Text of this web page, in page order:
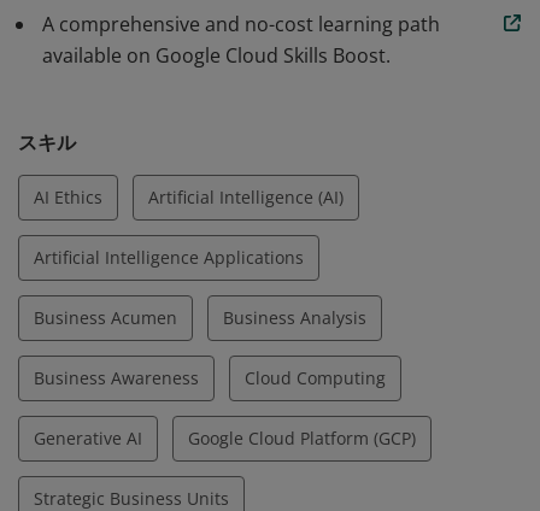
問わず、あらゆる職務のすべての方を対象としています。
A comprehensive and no-cost learning path
available on Google Cloud Skills Boost.
スキル
AI Ethics Artificial Intelligence (AI)
Artificial Intelligence Applications
Business Acumen Business Analysis
Business Awareness Cloud Computing
Generative AI Google Cloud Platform (GCP)
Strategic Business Units